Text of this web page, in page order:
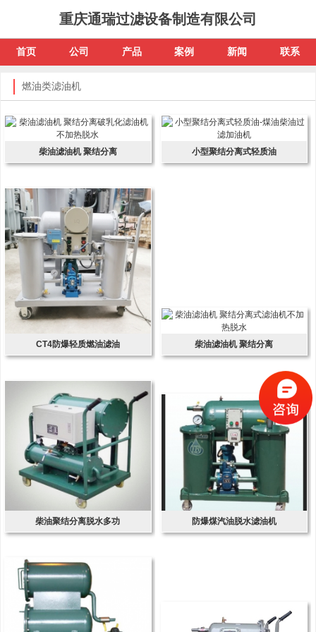
重庆通瑞过滤设备制造有限公司
首页 公司 产品 案例 新闻 联系
燃油类滤油机
柴油滤油机 聚结分离 小型聚结分离式轻质油
CT4防爆轻质燃油滤油 柴油滤油机 聚结分离
柴油聚结分离脱水多功 防爆煤汽油脱水滤油机